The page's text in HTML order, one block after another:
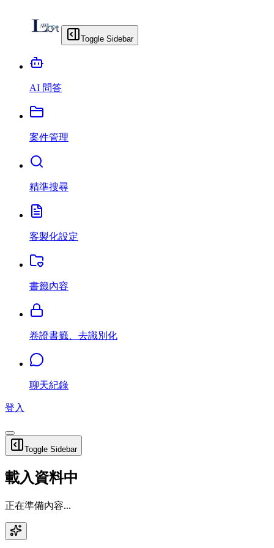
Toggle Sidebar
AI 問答
案件管理
精準搜尋
客製化設定
書籤內容
卷證書籤、去識別化
聊天紀錄
登入
Toggle Sidebar
載入資料中
正在準備內容...